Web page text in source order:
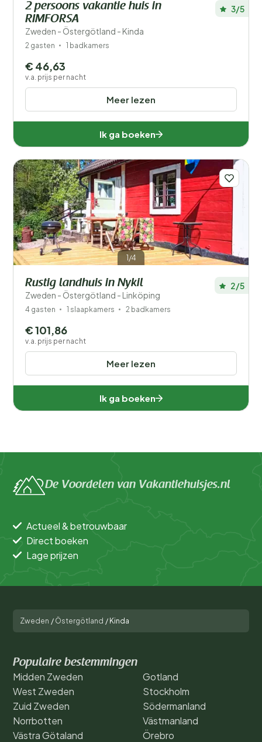
2 persoons vakantie huis in
RIMFORSA
Zweden - Östergötland - Kinda
3/5
2 gasten 1 badkamers
Meer lezen
€ 46,63
v.a. prijs per nacht
Ik ga boeken
1/4
Rustig landhuis in Nykil
Zweden - Östergötland - Linköping
2/5
4 gasten 1 slaapkamers 2 badkamers
Meer lezen
€ 101,86
v.a. prijs per nacht
Ik ga boeken
De Voordelen van Vakantiehuisjes.nl
Actueel & betrouwbaar
Direct boeken
Lage prijzen
Zweden / Östergötland / Kinda
Populaire bestemmingen
Midden Zweden
West Zweden
Zuid Zweden
Norrbotten
Västra Götaland
Gotland
Stockholm
Södermanland
Västmanland
Örebro